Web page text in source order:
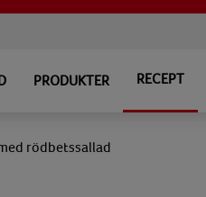
PRODUKTER RECEPT
rödbetssallad